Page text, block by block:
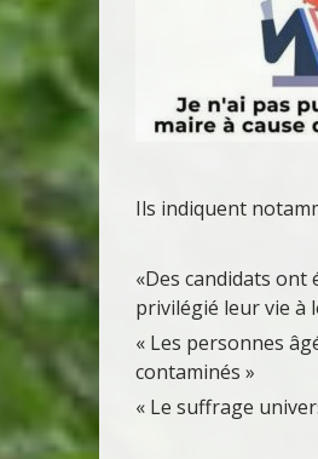
Ils indiquent
«Des candidats
privilégié leur vie à
« Les personnes
contaminés »
« Le suffrage